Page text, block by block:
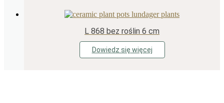
L 868 bez roślin 6 cm
Dowiedz się więcej